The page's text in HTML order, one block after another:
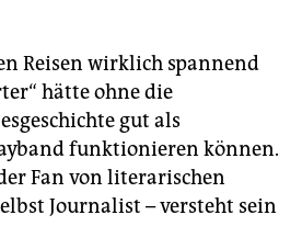
Reisen wirklich spannend
hätte ohne die
gut als
funktionieren können.
Fan von literarischen
Journalist – versteht sein